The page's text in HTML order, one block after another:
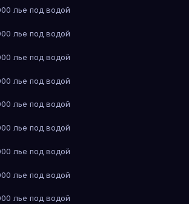
лье под водой
лье под водой
лье под водой
лье под водой
лье под водой
лье под водой
лье под водой
лье под водой
лье под водой